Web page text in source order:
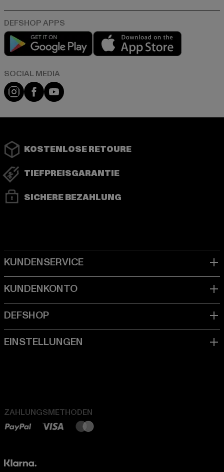
Play market
Instagram
FacebookYouTube
KOSTENLOSE RETOURE
TIEFPREISGARANTIE
SICHERE BEZAHLUNG
ZAHLUNGSMETHODEN